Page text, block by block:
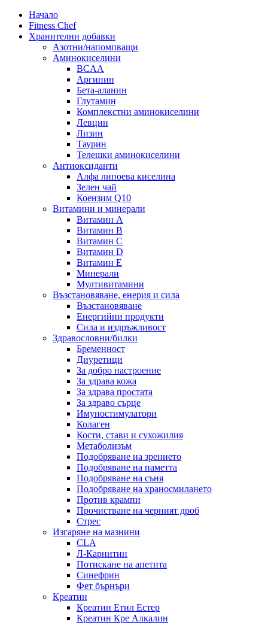
Начало
Fitness Chef
Хранителни добавки
Азотни/напомпващи
Аминокиселини
BCAA
Аргинин
Бета-аланин
Глутамин
Комплекстни аминокиселини
Левцин
Лизин
Таурин
Телешки аминокиселини
Антиоксиданти
Алфа липоева киселина
Зелен чай
Коензим Q10
Витамини и минерали
Витамин А
Витамин B
Витамин C
Витамин D
Витамин E
Минерали
Мултивитамини
Възстановяване, енерия и сила
Възстановяване
Енергийни продукти
Сила и издръжливост
Здравословни/билки
Бременност
Диуретици
За добро настроение
За здрава кожа
За здрава простата
За здраво сърце
Имуностимулатори
Колаген
Кости, стави и сухожилия
Метаболизъм
Подобряване на зрението
Подобряване на паметта
Подобряване на съня
Подобряване на храносмилането
Против крампи
Прочистване на черният дроб
Стрес
Изгаряне на мазнини
CLA
Л-Карнитин
Потискане на апетита
Синефрин
Фет бърнъри
Креатин
Креатин Етил Естер
Креатин Кре Алкалин